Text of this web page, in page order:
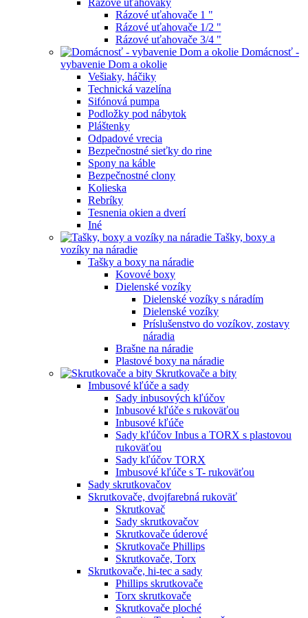
Rázové uťahovače 1 "
Rázové uťahovače 1/2 "
Rázové uťahovače 3/4 "
Domácnosť -
vybavenie Dom a okolie
Vešiaky, háčiky
Technická vazelína
Sifónová pumpa
Podložky pod nábytok
Pláštenky
Odpadové vrecia
Bezpečnostné sieťky do rine
Spony na káble
Bezpečnostné clony
Kolieska
Rebríky
Tesnenia okien a dverí
Iné
Tašky, boxy a
vozíky na náradie
Tašky a boxy na náradie
Kovové boxy
Dielenské vozíky
Dielenské vozíky s náradím
Dielenské vozíky
Príslušenstvo do vozíkov, zostavy
náradia
Brašne na náradie
Plastové boxy na náradie
Skrutkovače a bity
Imbusové kľúče a sady
Sady inbusových kľúčov
Inbusové kľúče s rukoväťou
Inbusové kľúče
Sady kľúčov Inbus a TORX s plastovou
rukoväťou
Sady kľúčov TORX
Imbusové kľúče s T- rukoväťou
Sady skrutkovačov
Skrutkovače, dvojfarebná rukoväť
Skrutkovač
Sady skrutkovačov
Skrutkovače úderové
Skrutkovače Phillips
Skrutkovače, Torx
Skrutkovače, hi-tec a sady
Phillips skrutkovače
Torx skrutkovače
Skrutkovače ploché